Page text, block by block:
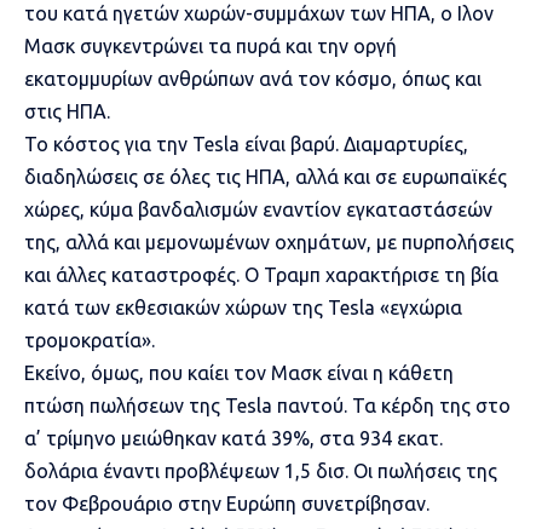
του κατά ηγετών χωρών-συμμάχων των ΗΠΑ, ο Ιλον
Μασκ συγκεντρώνει τα πυρά και την οργή
εκατομμυρίων ανθρώπων ανά τον κόσμο, όπως και
στις ΗΠΑ.
Το κόστος για την Tesla είναι βαρύ. Διαμαρτυρίες,
διαδηλώσεις σε όλες τις ΗΠΑ, αλλά και σε ευρωπαϊκές
χώρες, κύμα βανδαλισμών εναντίον εγκαταστάσεών
της, αλλά και μεμονωμένων οχημάτων, με πυρπολήσεις
και άλλες καταστροφές. Ο Τραμπ χαρακτήρισε τη βία
κατά των εκθεσιακών χώρων της Tesla «εγχώρια
τρομοκρατία».
Εκείνο, όμως, που καίει τον Μασκ είναι η κάθετη
πτώση πωλήσεων της Tesla παντού. Τα κέρδη της στο
α’ τρίμηνο μειώθηκαν κατά 39%, στα 934 εκατ.
δολάρια έναντι προβλέψεων 1,5 δισ. Οι πωλήσεις της
τον Φεβρουάριο στην Ευρώπη συνετρίβησαν.